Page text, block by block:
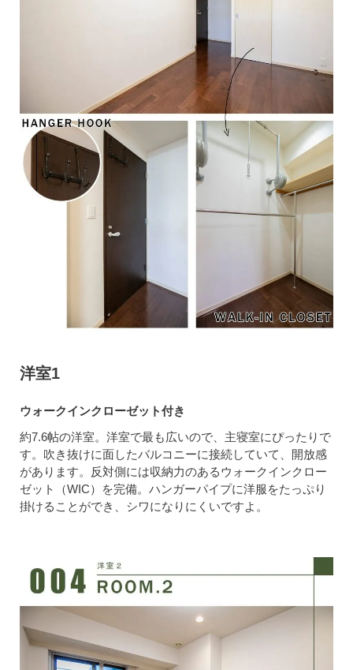
洋室1
ウォークインクローゼット付き
約7.6帖の洋室。洋室で最も広いので、主寝室にぴったりで
す。吹き抜けに面したバルコニーに接続していて、開放感
があります。反対側には収納力のあるウォークインクロー
ゼット（WIC）を完備。ハンガーパイプに洋服をたっぷり
掛けることができ、シワになりにくいですよ。